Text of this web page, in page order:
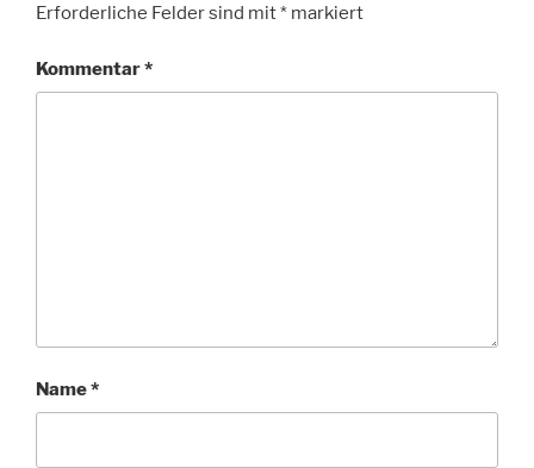
Erforderliche Felder sind mit* markiert
Kommentar*
Name*